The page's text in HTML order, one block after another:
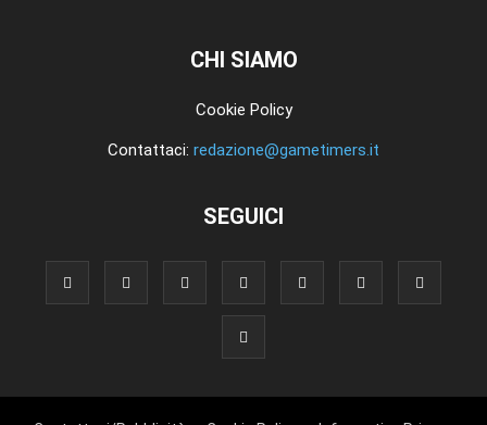
CHI SIAMO
Cookie Policy
Contattaci: redazione@gametimers.it
SEGUICI